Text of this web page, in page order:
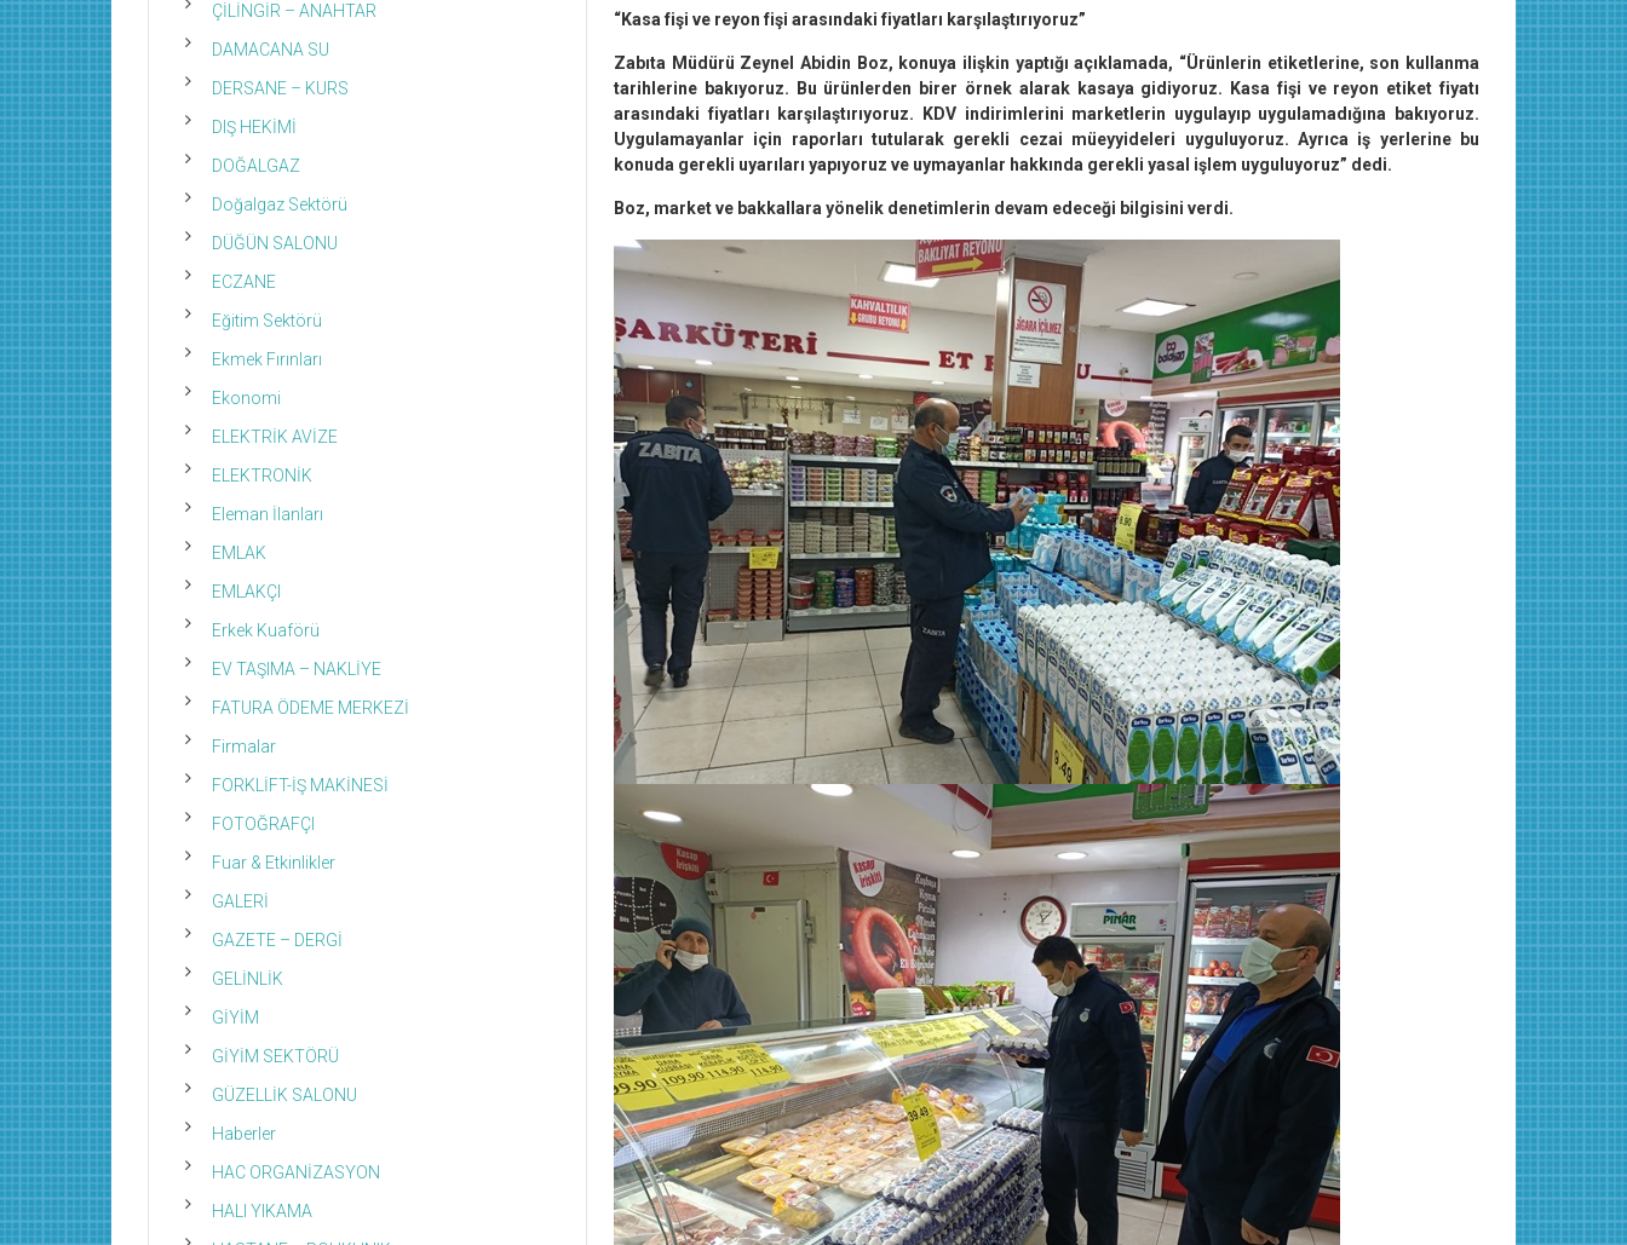
“Kasa fişi ve reyon fişi arasındaki fiyatları karşılaştırıyoruz”
Zabıta Müdürü Zeynel Abidin Boz, konuya ilişkin yaptığı açıklamada, “Ürünlerin etiketlerine, son kullanma
tarihlerine bakıyoruz. Bu ürünlerden birer örnek alarak kasaya gidiyoruz. Kasa fişi ve reyon etiket fiyatı
arasındaki fiyatları karşılaştırıyoruz. KDV indirimlerini marketlerin uygulayıp uygulamadığına bakıyoruz.
Uygulamayanlar için raporları tutularak gerekli cezai müeyyideleri uyguluyoruz. Ayrıca iş yerlerine bu
konuda gerekli uyarıları yapıyoruz ve uymayanlar hakkında gerekli yasal işlem uyguluyoruz” dedi.
Boz, market ve bakkallara yönelik denetimlerin devam edeceği bilgisini verdi.
ÇİLİNGİR – ANAHTAR
DAMACANA SU
DERSANE – KURS
DIŞ HEKİMİ
DOĞALGAZ
Doğalgaz Sektörü
DÜĞÜN SALONU
ECZANE
Eğitim Sektörü
Ekmek Fırınları
Ekonomi
ELEKTRİK AVİZE
ELEKTRONİK
Eleman İlanları
EMLAK
EMLAKÇI
Erkek Kuaförü
EV TAŞIMA – NAKLİYE
FATURA ÖDEME MERKEZİ
Firmalar
FORKLİFT-İŞ MAKİNESİ
FOTOĞRAFÇI
Fuar & Etkinlikler
GALERİ
GAZETE – DERGİ
GELİNLİK
GİYİM
GİYİM SEKTÖRÜ
GÜZELLİK SALONU
Haberler
HAC ORGANİZASYON
HALI YIKAMA